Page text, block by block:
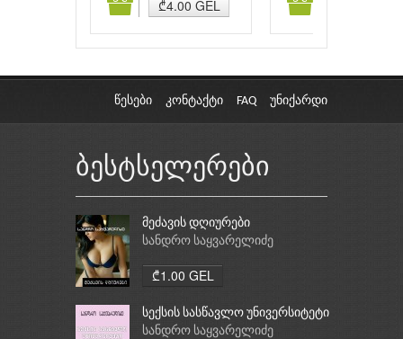
₾4.00 GEL
წესები კონტაქტი FAQ უნიქარდი
ბესტსელერები
მეძავის დღიურები
სანდრო საყვარელიძე
₾1.00 GEL
სექსის სასწავლო უნივერსიტეტი
სანდრო საყვარელიძე